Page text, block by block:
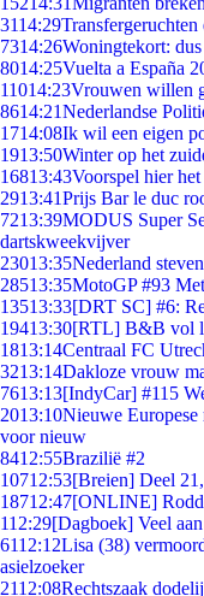
3114:29
7314:26Woningtekort:
8014:25Vuelta a España
11014:23Vrouwen willen
8614:21Nederlandse
1714:08Ik wil een eigen
1913:50Winter op het
16813:43Voorspel hier
2913:41Prijs Bar le duc
7213:39MODUS Super
dartskweekvijver
23013:35Nederland
28513:35MotoGP #93
13513:33[DRT SC] #6:
19413:30[RTL] B&B vol
1813:14Centraal FC
3213:14Dakloze vrouw
7613:13[IndyCar] #115
2013:10Nieuwe
voor nieuw
8412:55Brazilië #2
10712:53[Breien] Deel
18712:47[ONLINE]
112:29[Dagboek] Veel
6112:12Lisa (38)
asielzoeker
2112:08Rechtszaak